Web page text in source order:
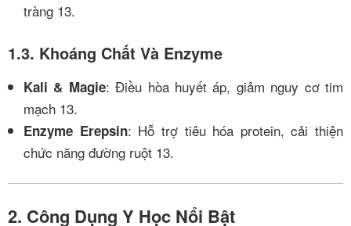
tràng 13.
1.3. Khoáng Chất Và Enzyme
Kali & Magie: Điều hòa huyết áp, giảm nguy cơ tim
mạch 13.
Enzyme Erepsin: Hỗ trợ tiêu hóa protein, cải thiện
chức năng đường ruột 13.
2. Công Dụng Y Học Nổi Bật